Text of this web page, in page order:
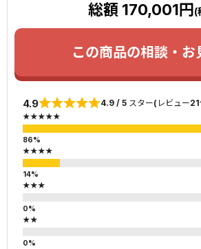
総額 170,001円 (
この商品の相談・お
4.9 4.9 / 5 スター(レビュー
★★★★★
★★★★
★★★
★★